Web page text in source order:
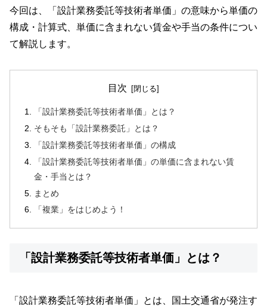
今回は、「設計業務委託等技術者単価」の意味から単価の
構成・計算式、単価に含まれない賃金や手当の条件につい
て解説します。
目次
「設計業務委託等技術者単価」とは？
そもそも「設計業務委託」とは？
「設計業務委託等技術者単価」の構成
「設計業務委託等技術者単価」の単価に含まれない賃
金・手当とは？
まとめ
「複業」をはじめよう！
「設計業務委託等技術者単価」とは？
「設計業務委託等技術者単価」とは、国土交通省が発注す